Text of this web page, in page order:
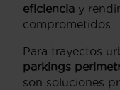
eficiencia y
comprometidos.
Para trayectos
parkings
son soluciones